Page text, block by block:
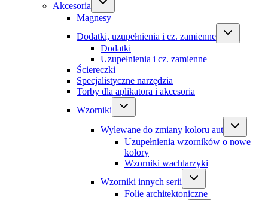
Akcesoria
Magnesy
Dodatki, uzupełnienia i cz. zamienne
Dodatki
Uzupełnienia i cz. zamienne
Ściereczki
Specjalistyczne narzędzia
Torby dla aplikatora i akcesoria
Wzorniki
Wylewane do zmiany koloru aut
Uzupełnienia wzorników o nowe
kolory
Wzorniki wachlarzyki
Wzorniki innych serii
Folie architektoniczne